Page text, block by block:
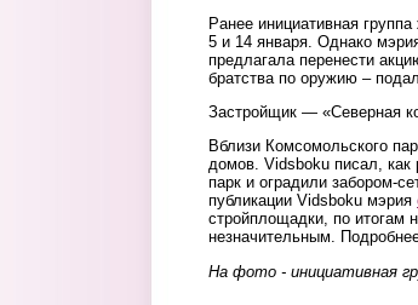
Ранее инициативная
5 и 14 января. Однако
предлагала перенести
братства по оружию –
Застройщик — «Северная
Вблизи Комсомольского
домов. Vidsboku писал, как
парк и оградили забором-
публикации Vidsboku мэрия
стройплощадки, по итогам
незначительным.
На фото - инициативная